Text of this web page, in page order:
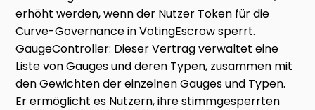
erhöht werden, wenn der Nutzer Token für die
Curve-Governance in VotingEscrow sperrt.
GaugeController: Dieser Vertrag verwaltet eine
Liste von Gauges und deren Typen, zusammen mit
den Gewichten der einzelnen Gauges und Typen.
Er ermöglicht es Nutzern, ihre stimmgesperrten